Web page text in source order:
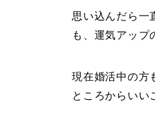
思い込んだら一
も、運気アップ
現在婚活中の方
ところからいい